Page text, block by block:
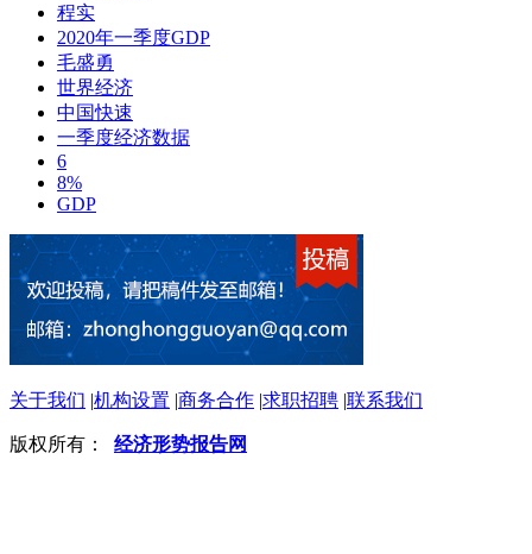
程实
2020年一季度GDP
毛盛勇
世界经济
中国快速
一季度经济数据
6
8%
GDP
关于我们 |机构设置 |商务合作 |求职招聘 |联系我们
版权所有： 经济形势报告网